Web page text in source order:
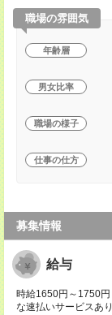
職場の雰囲気
年齢層
男女比率
職場の様子
仕事の仕方
募集情報
給与
時給1650円～1750
な速払いサービスあり